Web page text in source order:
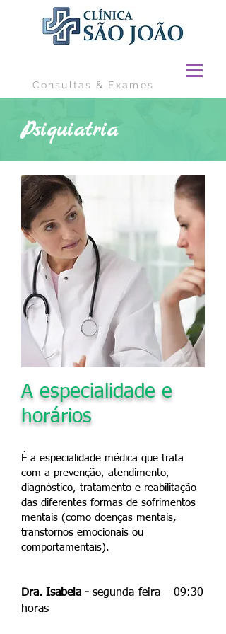
Consultas & Exames
Psiquiatria
A especialidade e
horários
É a especialidade médica que trata
com a prevenção, atendimento,
diagnóstico, tratamento e reabilitação
das diferentes formas de sofrimentos
mentais (como doenças mentais,
transtornos emocionais ou
comportamentais).
Dra. Isabela - segunda-feira – 09:30
horas​